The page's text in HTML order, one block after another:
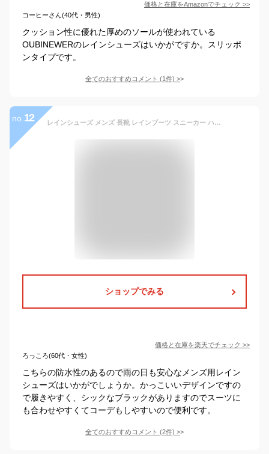
価格と在庫をAmazonでチェック >>
コーヒーさん(40代・男性)
クッション性に優れた厚めのソールが使われている
OUBINEWERのレインシューズはいかがですか。スリッポ
ンタイプです。
全てのおすすめコメント (1件) >
no. 12 レインシューズ メンズ 長靴 レインブーツ スニーカー ハイカット ローカット 4cm防水 撥水【D4Z】【送料無料】【メンズ】
ショップでみる
価格と在庫を楽天でチェック >>
ろっころ(60代・女性)
こちらの防水性のあるので雨の日も安心なメンズ用レイン
シューズはいかがでしょうか。かっこいいデザインですの
で履きやすく、シックなブラックがありますのでスーツに
も合わせやすくてコーデもしやすいので便利です。
全てのおすすめコメント (2件) >